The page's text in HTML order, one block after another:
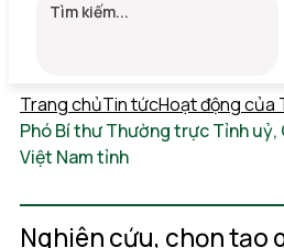
Trang chủTin tứcHoạt động của
Phó Bí thư Thường trực Tỉnh
Việt Nam tỉnh
Nghiên cứu, chọn tạo